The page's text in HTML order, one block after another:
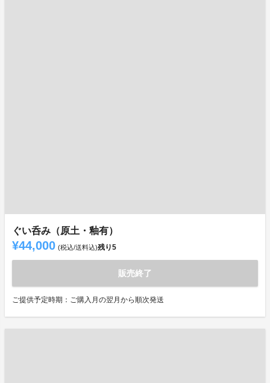
ぐい呑み（原土・釉有）
¥44,000 (税込/送料込)残り5
販売終了
ご提供予定時期：ご購入月の翌月から順次発送